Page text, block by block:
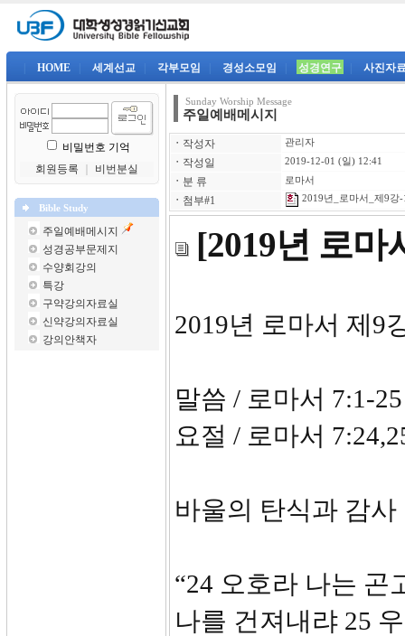
HOME 세계선교 각부모임 경성소모임 성경연구 사진자
비밀번호 기억
회원등록
비번분실
Bible Study
주일예배메시지
성경공부문제지
수양회강의
특강
구약강의자료실
신약강의자료실
강의안책자
Sunday Worship Message
주일예배메시지
ㆍ 작성자 관리자
ㆍ 작성일 2019-12-01 (일) 12:41
ㆍ 분 류 로마서
ㆍ 첨부#1 2019년_로마서_제9강-
[2019년 로마
2019년 로마서 제9
말씀 / 로마서 7:1-25
요절 / 로마서
바울의 탄식과 감사
“24 오호라 나는 곤
나를 건져내랴 25